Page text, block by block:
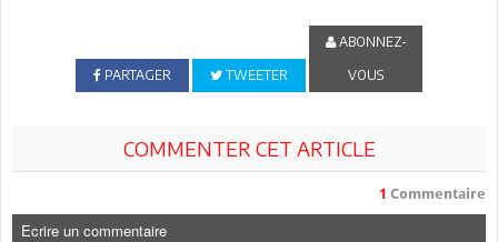
PARTAGER TWEETER
ABONNEZ-
VOUS
COMMENTER CET ARTICLE
1 Commentaire
Ecrire un commentaire